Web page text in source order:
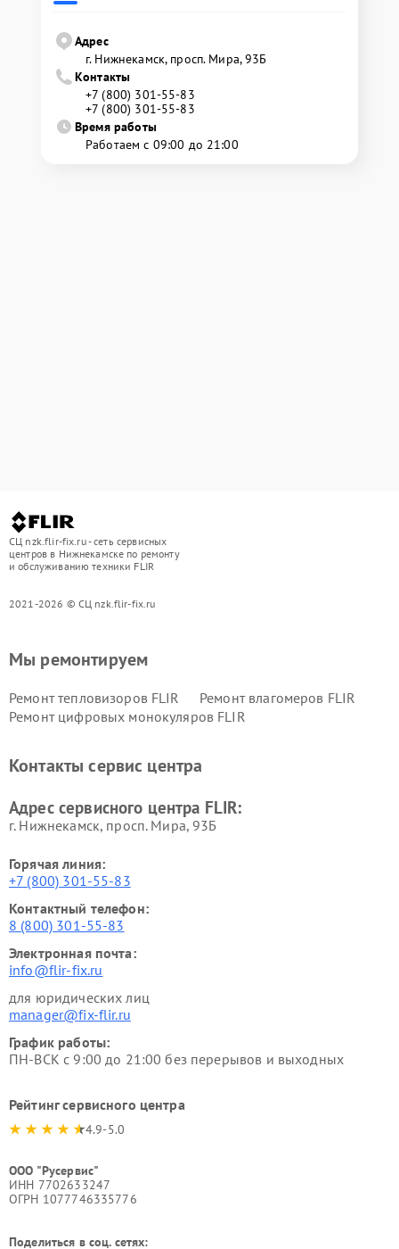
Адрес
г. Нижнекамск, просп. Мира, 93Б
Контакты
+7 (800) 301-55-83
+7 (800) 301-55-83
Время работы
Работаем с 09:00 до 21:00
СЦ nzk.flir-fix.ru - сеть сервисных
центров в Нижнекамске по ремонту
и обслуживанию техники FLIR
2021-2026 © СЦ nzk.flir-fix.ru
Мы ремонтируем
Ремонт тепловизоров FLIR
Ремонт влагомеров FLIR
Ремонт цифровых монокуляров FLIR
Контакты сервис центра
Адрес сервисного центра FLIR:
г. Нижнекамск, просп. Мира, 93Б
Горячая линия:
+7 (800) 301-55-83
Контактный телефон:
8 (800) 301-55-83
Электронная почта:
info@flir-fix.ru
для юридических лиц
manager@fix-flir.ru
График работы:
ПН-ВСК с 9:00 до 21:00 без перерывов и выходных
Рейтинг сервисного центра
4.9-5.0
ООО "Русервис"
ИНН 7702633247
ОГРН 1077746335776
Поделиться в соц. сетях: